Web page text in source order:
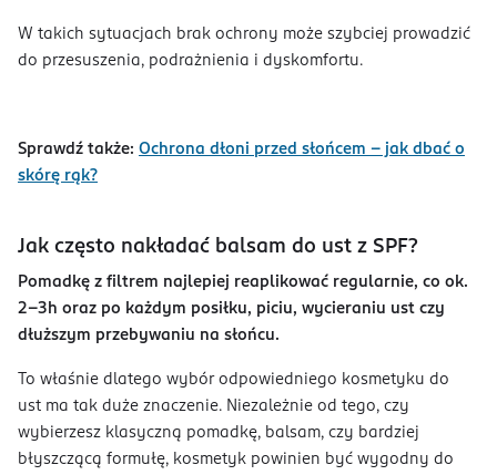
W takich sytuacjach brak ochrony może szybciej prowadzić
do przesuszenia, podrażnienia i dyskomfortu.
Sprawdź także: Ochrona dłoni przed słońcem – jak dbać o
skórę rąk?
Jak często nakładać balsam do ust z SPF?
Pomadkę z filtrem najlepiej reaplikować regularnie, co ok.
2-3h oraz po każdym posiłku, piciu, wycieraniu ust czy
dłuższym przebywaniu na słońcu.
To właśnie dlatego wybór odpowiedniego kosmetyku do
ust ma tak duże znaczenie. Niezależnie od tego, czy
wybierzesz klasyczną pomadkę, balsam, czy bardziej
błyszczącą formułę, kosmetyk powinien być wygodny do